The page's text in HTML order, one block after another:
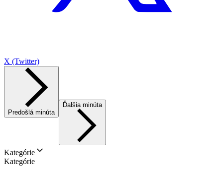
X (Twitter)
Predošlá minúta
Ďalšia minúta
Kategórie
Kategórie